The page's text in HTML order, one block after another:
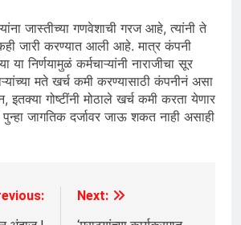
जास्तीच्या गणवेशाची गरज आहे, त्यांनी ते
जारी करण्यात आली आहे. मात्र कंपनी
या निर्णयामुळं कर्मचाऱ्यांनी नाराजीचा सूर
मते खर्च कमी करण्यासाठी कंपनीनं असा
इतक्या गोष्टींनी मोठाले खर्च कमी करता येणार
पुन्हा जागतिक दर्जावर जाऊ शकत नाही असाही
Next: